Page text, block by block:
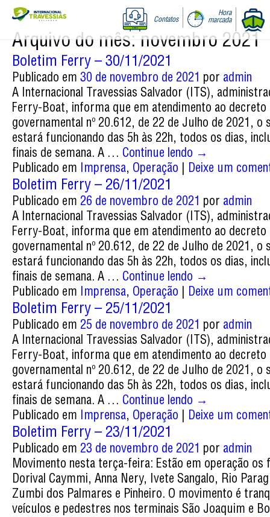
Contatos
Hora
marcada
Arquivo do mês:novembro 2021
Boletim Ferry – 30/11/2021
Publicado em 30 de novembro de 2021 por admin
A Internacional Travessias Salvador (ITS),
Ferry-Boat, informa que em atendimento ao decreto
governamental nº 20.612, de 22 de Julho de 2021, o
estará funcionando das 5h às 22h, todos os dias,
finais de semana. A … Continue lendo →
Publicado em Imprensa, Operação | Deixe um
Boletim Ferry – 26/11/2021
Publicado em 26 de novembro de 2021 por admin
A Internacional Travessias Salvador (ITS),
Ferry-Boat, informa que em atendimento ao decreto
governamental nº 20.612, de 22 de Julho de 2021, o
estará funcionando das 5h às 22h, todos os dias,
finais de semana. A … Continue lendo →
Publicado em Imprensa, Operação | Deixe um
Boletim Ferry – 25/11/2021
Publicado em 25 de novembro de 2021 por admin
A Internacional Travessias Salvador (ITS),
Ferry-Boat, informa que em atendimento ao decreto
governamental nº 20.612, de 22 de Julho de 2021, o
estará funcionando das 5h às 22h, todos os dias,
finais de semana. A … Continue lendo →
Publicado em Imprensa, Operação | Deixe um
Boletim Ferry – 23/11/2021
Publicado em 23 de novembro de 2021 por admin
Movimento nesta terça-feira: Estão em operação os
Dorival Caymmi, Anna Nery, Ivete Sangalo, Rio
Zumbi dos Palmares e Pinheiro. O movimento é
veículos e pedestres nos terminais São Joaquim e